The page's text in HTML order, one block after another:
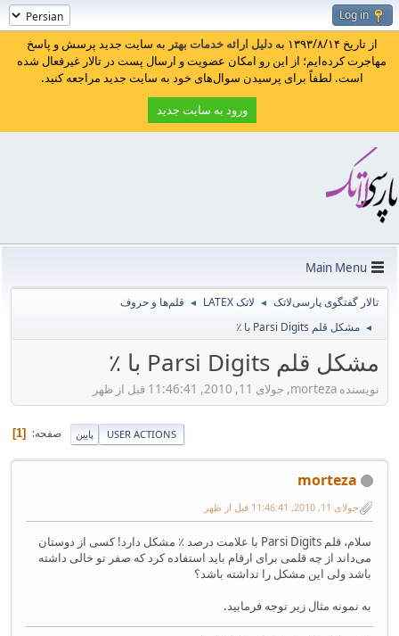
Log in
از تاریخ ۱۳۹۳/۸/۱۴ به دلیل ارائه خدمات بهتر به سایت جدید پرسش و پاسخ
مهاجرت کرده‌ایم؛ از این رو امکان عضویت و ارسال پست در تالار غیرفعال شده
است. لطفاً برای پرسیدن سوال‌های خود به سایت جدید مراجعه کنید.
ورود به سایت جدید
Main Menu
تالار گفتگوی پارسی‌لاتک ◄ لاتک LATEX ◄ قلم‌ها و حروف
◄ مشکل قلم Parsi Digits با ٪
مشکل قلم Parsi Digits با ٪
نویسنده morteza, جولای 11, 2010, 11:46:41 قبل از ظهر
پایین صفحه 1 USER ACTIONS
morteza
جولای 11, 2010, 11:46:41 قبل از ظهر
سلام، قلم Parsi Digits با علامت درصد ٪ مشکل دارد! کسی از دوستان
می‌داند از چه قلمی برای ارقام باید استفاده کرد که صفر تو خالی داشته
باشد ولی این مشکل را نداشته باشد؟
به نمونه مثال زیر توجه فرمایید.